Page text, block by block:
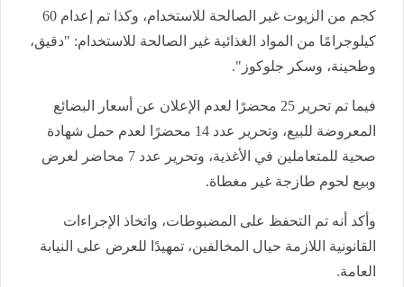
كجم من الزيوت غير الصالحة للاستخدام، وكذا تم إعدام 60
كيلوجرامًا من المواد الغذائية غير الصالحة للاستخدام: "دقيق،
وطحينة، وسكر جلوكوز".
فيما تم تحرير 25 محضرًا لعدم الإعلان عن أسعار البضائع
المعروضة للبيع، وتحرير عدد 14 محضرًا لعدم حمل شهادة
صحية للمتعاملين في الأغذية، وتحرير عدد 7 محاضر لعرض
وبيع لحوم طازجة غير مغطاة.
وأكد أنه تم التحفظ على المضبوطات، واتخاذ الإجراءات
القانونية اللازمة حيال المخالفين، تمهيدًا للعرض على النيابة
العامة.